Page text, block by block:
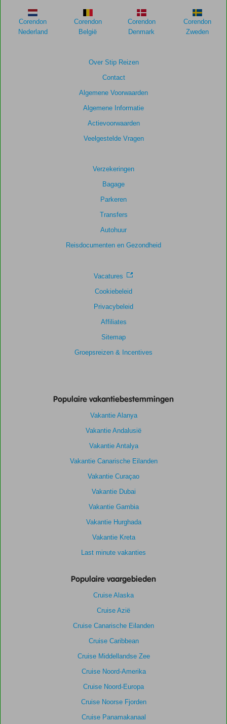
meer
weergegeven
om
9,2
Eten
8,8
Wifi kwaliteit
6,1
Over Stip Reizen
Contact
Algemene Voorwaarden
Algemene Informatie
Actievoorwaarden
Veelgestelde Vragen
Verzekeringen
Bagage
Parkeren
Transfers
Autohuur
Reisdocumenten en Gezondheid
Vacatures
Cookiebeleid
Privacybeleid
Affiliates
Sitemap
Groepsreizen & Incentives
Corendon
Nederland
Corendon
België
Corendon
Denmark
Corendon
Zweden
Populaire vakantiebestemmingen
Vakantie Alanya
Vakantie Andalusië
Vakantie Antalya
Vakantie Canarische Eilanden
Vakantie Curaçao
Vakantie Dubai
Vakantie Gambia
Vakantie Hurghada
Vakantie Kreta
Last minute vakanties
Populaire vaargebieden
Cruise Alaska
Cruise Azië
Cruise Canarische Eilanden
Cruise Caribbean
Cruise Middellandse Zee
Cruise Noord-Amerika
Cruise Noord-Europa
Cruise Noorse Fjorden
Cruise Panamakanaal